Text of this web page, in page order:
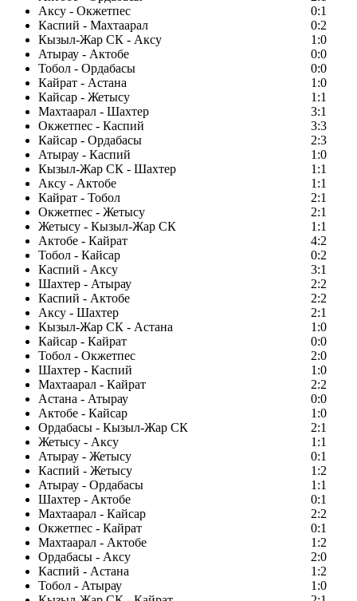
Аксу - Окжетпес
0:1
Каспий - Махтаарал
0:2
Кызыл-Жар СК - Аксу
1:0
Атырау - Актобе
0:0
Тобол - Ордабасы
0:0
Кайрат - Астана
1:0
Кайсар - Жетысу
1:1
Махтаарал - Шахтер
3:1
Окжетпес - Каспий
3:3
Кайсар - Ордабасы
2:3
Атырау - Каспий
1:0
Кызыл-Жар СК - Шахтер
1:1
Аксу - Актобе
1:1
Кайрат - Тобол
2:1
Окжетпес - Жетысу
2:1
Жетысу - Кызыл-Жар СК
1:1
Актобе - Кайрат
4:2
Тобол - Кайсар
0:2
Каспий - Аксу
3:1
Шахтер - Атырау
2:2
Каспий - Актобе
2:2
Аксу - Шахтер
2:1
Кызыл-Жар СК - Астана
1:0
Кайсар - Кайрат
0:0
Тобол - Окжетпес
2:0
Шахтер - Каспий
1:0
Махтаарал - Кайрат
2:2
Астана - Атырау
0:0
Актобе - Кайсар
1:0
Ордабасы - Кызыл-Жар СК
2:1
Жетысу - Аксу
1:1
Атырау - Жетысу
0:1
Каспий - Жетысу
1:2
Атырау - Ордабасы
1:1
Шахтер - Актобе
0:1
Махтаарал - Кайсар
2:2
Окжетпес - Кайрат
0:1
Махтаарал - Актобе
1:2
Ордабасы - Аксу
2:0
Каспий - Астана
1:2
Тобол - Атырау
1:0